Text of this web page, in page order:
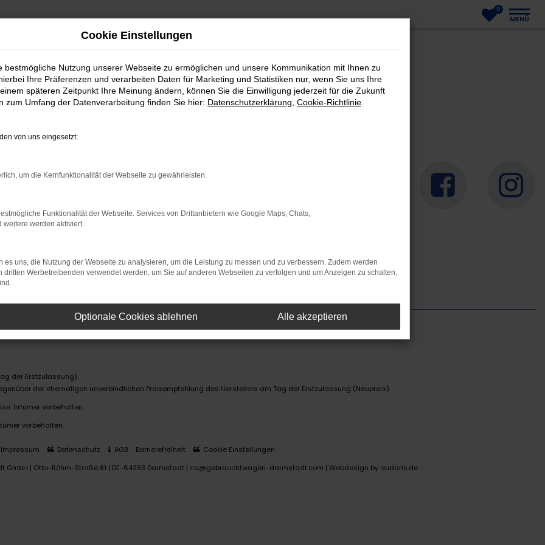
0
MENÜ
der Erstzulassung).
der ehemaligen unverbindlichen Preisempfehlung des Herstellers am Tag der Erstzulassung (Neupreis).
Irrtümer vorbehalten.
vorbehalten.
Impressum Datenschutz AGB Barrierefreiheit
Cookie Einstellungen
GmbH | Otto-Röhm-Straße 81 | DE-64293 Darmstadt | ca@gebrauchtwagen-darmstadt.com | Webdesign by audaris.de
Cookie Einstellungen
bestmögliche Nutzung unserer Webseite zu ermöglichen und unsere Kommunikation mit Ihnen zu
Ihre Präferenzen und verarbeiten Daten für Marketing und Statistiken nur, wenn Sie uns Ihre
späteren Zeitpunkt Ihre Meinung ändern, können Sie die Einwilligung jederzeit für die Zukunft
zum Umfang der Datenverarbeitung finden Sie hier: Datenschutzerklärung Cookie-Richtlinie
von uns eingesetzt:
um die Kernfunktionalität der Webseite zu gewährleisten.
Funktionalität der Webseite. Services von Drittanbietern wie Google Maps, Chats,
weitere werden aktiviert.
es uns, die Nutzung der Webseite zu analysieren, um die Leistung zu messen und zu verbessern. Zudem werden
dritten Werbetreibenden verwendet werden, um Sie auf anderen Webseiten zu verfolgen und um Anzeigen zu schalten,
Optionale Cookies ablehnen Alle akzeptieren